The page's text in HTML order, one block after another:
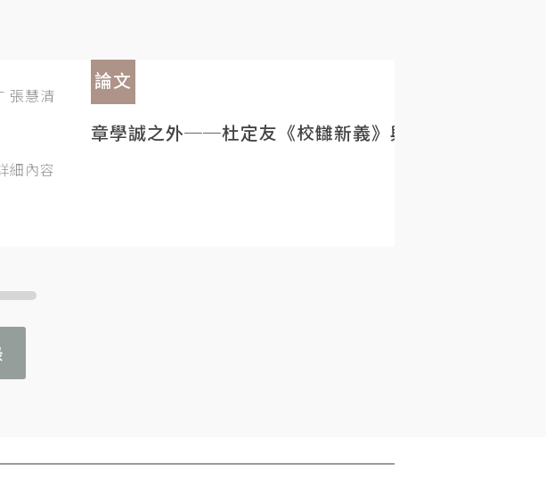
張慧清
細內容
論文
章學誠之外──杜定友《校讎新義》與民初目錄學的重